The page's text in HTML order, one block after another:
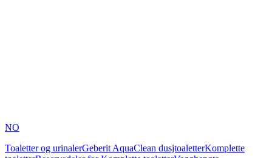
NO
Toaletter og urinalerGeberit AquaClean dusjtoaletterKomplette